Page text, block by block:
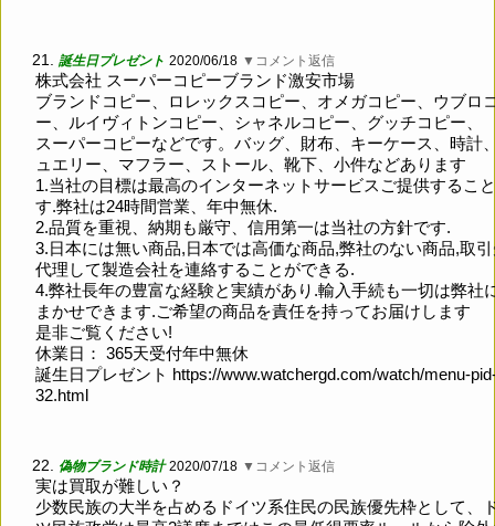
21. 誕生日プレゼント 2020/06/18 ▼コメント返信
株式会社 スーパーコピーブランド激安市場
ブランドコピー、ロレックスコピー、オメガコピー、ウブロ
ー、ルイヴィトンコピー、シャネルコピー、グッチコピー、
スーパーコピーなどです。バッグ、財布、キーケース、時計
ュエリー、マフラー、ストール、靴下、小件などあります
1.当社の目標は最高のインターネットサービスご提供するこ
す.弊社は24時間営業、年中無休.
2.品質を重視、納期も厳守、信用第一は当社の方針です.
3.日本には無い商品,日本では高価な商品,弊社のない商品,取
代理して製造会社を連絡することができる.
4.弊社長年の豊富な経験と実績があり.輸入手続も一切は弊社
まかせできます.ご希望の商品を責任を持ってお届けします
是非ご覧ください!
休業日： 365天受付年中無休
誕生日プレゼント https://www.watchergd.com/watch/menu-
32.html
22. 偽物ブランド時計 2020/07/18 ▼コメント返信
実は買取が難しい？
少数民族の大半を占めるドイツ系住民の民族優先枠として、